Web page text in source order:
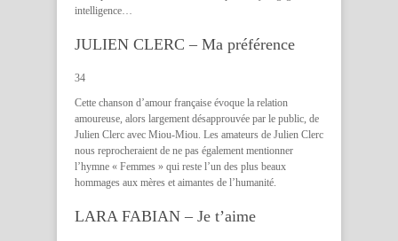
intelligence…
JULIEN CLERC – Ma préférence
34
Cette chanson d’amour française évoque la relation
amoureuse, alors largement désapprouvée par le public, de
Julien Clerc avec Miou-Miou. Les amateurs de Julien Clerc
nous reprocheraient de ne pas également mentionner
l’hymne « Femmes » qui reste l’un des plus beaux
hommages aux mères et aimantes de l’humanité.
LARA FABIAN – Je t’aime